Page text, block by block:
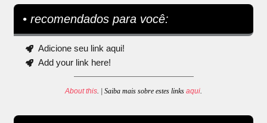
• recomendados para você:
Adicione seu link aqui!
Add your link here!
About this. | Saiba mais sobre estes links aqui.